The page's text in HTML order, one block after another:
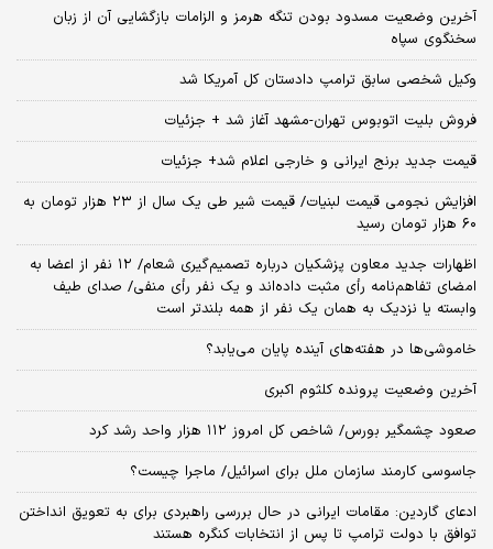
آخرین وضعیت مسدود بودن تنگه هرمز و الزامات بازگشایی آن از زبان
سخنگوی سپاه
وکیل شخصی سابق ترامپ دادستان کل آمریکا شد
فروش بلیت اتوبوس تهران-مشهد آغاز شد + جزئیات
قیمت جدید برنج ایرانی و خارجی اعلام شد+ جزئیات
افزایش نجومی قیمت لبنیات/ قیمت شیر طی یک سال از ۲۳ هزار تومان به
۶۰ هزار تومان رسید
اظهارات جدید معاون پزشکیان درباره تصمیم‌گیری شعام/ ۱۲ نفر از اعضا به
امضای تفاهم‌نامه رأی مثبت داده‌اند و یک نفر رأی منفی/ صدای طیف
وابسته یا نزدیک به همان یک نفر از همه بلندتر است
خاموشی‌ها در هفته‌های آینده پایان می‌یابد؟
آخرین وضعیت پرونده کلثوم اکبری
صعود چشمگیر بورس/ شاخص کل امروز ۱۱۲ هزار واحد رشد کرد
جاسوسی کارمند سازمان ملل برای اسرائیل/ ماجرا چیست؟
ادعای گاردین: مقامات ایرانی در حال بررسی راهبردی برای به تعویق انداختن
توافق با دولت ترامپ تا پس از انتخابات کنگره هستند